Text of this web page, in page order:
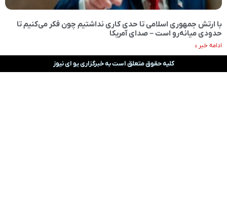
با ارتش جمهوری اسلامی تا حدی کاری نداشتیم چون فکر می‌کنیم تا
حدودی میانه‌رو است – صدای آمریکا
ادامه خبر »
کلیه حقوق متعلق است به خبرگزاری یو ای نیوز